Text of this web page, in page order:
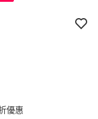
優惠